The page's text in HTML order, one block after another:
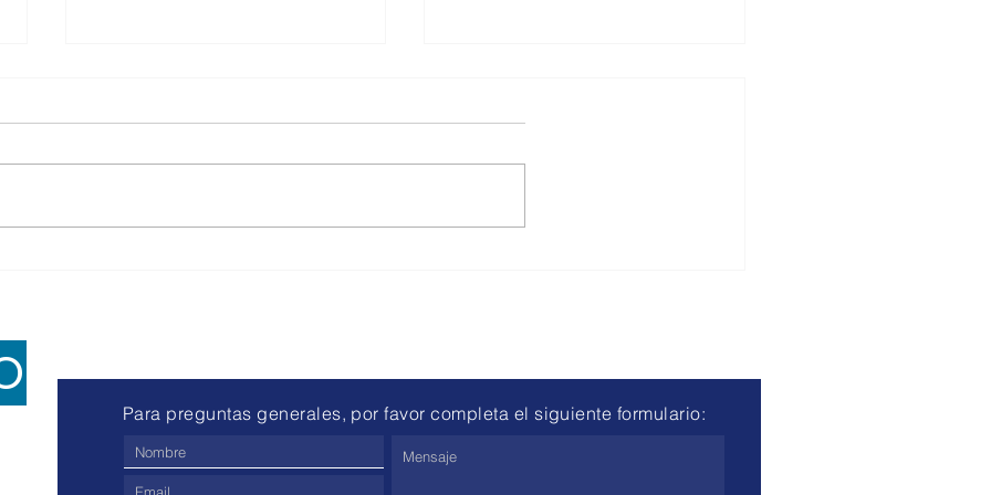
BPS: -IND y COM: 22/01 y
-FONASA: 27/01 -IVA E...
N°2389/2023 y N° 2390/2023, se
Para preguntas generales, por favor completa el siguiente formulario: